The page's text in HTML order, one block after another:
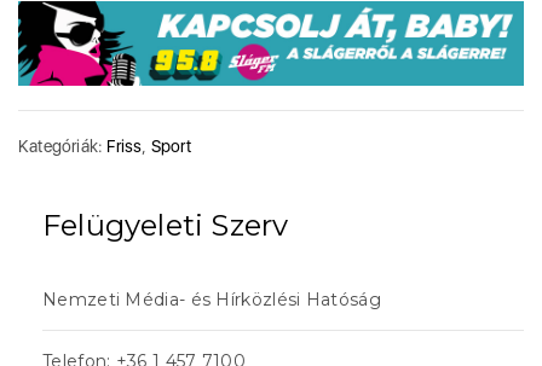
Kategóriák: Friss Sport
Felügyeleti Szerv
Nemzeti Média- és Hírközlési Hatóság
Telefon: +36 1 457 7100